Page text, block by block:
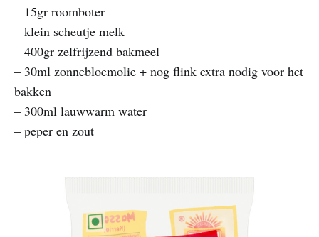
– 15gr roomboter
– klein scheutje melk
– 400gr zelfrijzend bakmeel
– 30ml zonnebloemolie + nog flink extra nodig voor het
bakken
– 300ml lauwwarm water
– peper en zout